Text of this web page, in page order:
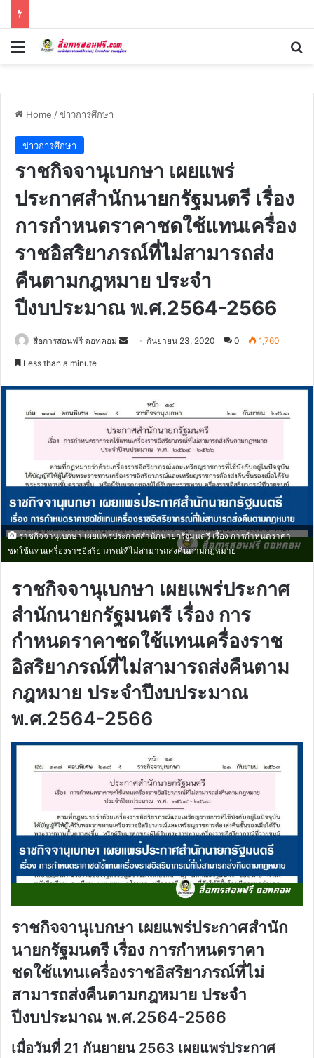
Menu
Home /ข่าวการศึกษา
ข่าวการศึกษา
ราชกิจจานุเบกษา เผยแพร่
ประกาศสำนักนายกรัฐมนตรี เรื่อง
การกำหนดราคาชดใช้แทนเครื่อง
ราชอิสริยาภรณ์ที่ไม่สามารถส่ง
คืนตามกฎหมาย ประจำ
ปีงบประมาณ พ.ศ.2564-2566
สื่อการสอนฟรี ดอทคอม
Send กันยายน 23, 2020 0 1,760
Less than a minute
ราชกิจจานุเบกษา เผยแพร่ประกาศสำนักนายกรัฐมนตรี เรื่อง การกำหนดราคา
ชดใช้แทนเครื่องราชอิสริยาภรณ์ที่ไม่สามารถส่งคืนตามกฎหมาย
ราชกิจจานุเบกษา เผยแพร่ประกาศ
สำนักนายกรัฐมนตรี เรื่อง การ
กำหนดราคาชดใช้แทนเครื่องราช
อิสริยาภรณ์ที่ไม่สามารถส่งคืนตาม
กฎหมาย ประจำปีงบประมาณ
พ.ศ.2564-2566
ราชกิจจานุเบกษา เผยแพร่ประกาศสำนัก
นายกรัฐมนตรี เรื่อง การกำหนดราคา
ชดใช้แทนเครื่องราชอิสริยาภรณ์ที่ไม่
สามารถส่งคืนตามกฎหมาย ประจำ
ปีงบประมาณ พ.ศ.2564-2566
เมื่อวันที่ 21 กันยายน 2563 เผยแพร่ประกาศ